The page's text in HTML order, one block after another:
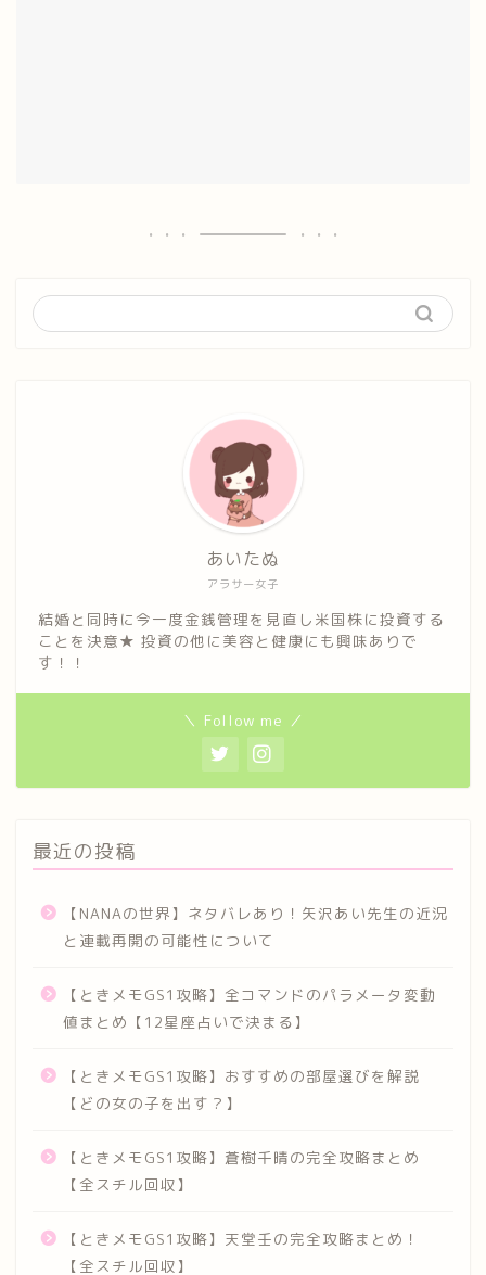
アラサー女子
あいたぬ
結婚と同時に今一度金銭管理を見直し米国株に投資する
ことを決意★ 投資の他に美容と健康にも興味ありで
す！！
＼ Follow me ／
最近の投稿
【NANAの世界】ネタバレあり！矢沢あい先生の近況
と連載再開の可能性について
【ときメモGS1攻略】全コマンドのパラメータ変動
値まとめ【12星座占いで決まる】
【ときメモGS1攻略】おすすめの部屋選びを解説
【どの女の子を出す？】
【ときメモGS1攻略】蒼樹千晴の完全攻略まとめ
【全スチル回収】
【ときメモGS1攻略】天堂壬の完全攻略まとめ！
【全スチル回収】